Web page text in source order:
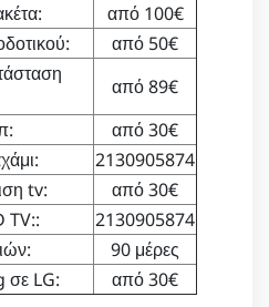
από 100€
από 50€
από 89€
από 30€
2130905874
tv:
από 30€
TV::
2130905874
90 μέρες
σε LG:
από 30€